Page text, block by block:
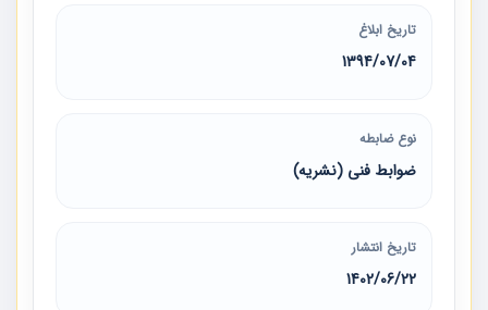
تاریخ ابلاغ
1394/07/04
نوع ضابطه
ضوابط فنی (نشریه)
تاریخ انتشار
1402/06/22